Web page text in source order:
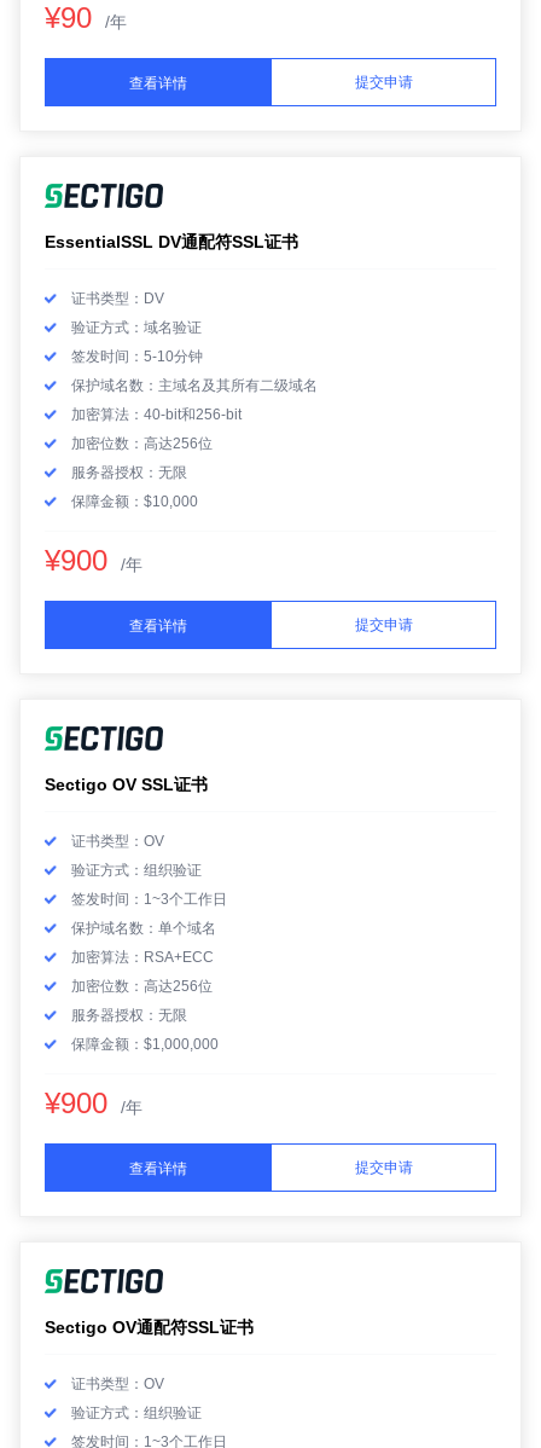
¥90 /年
查看详情 提交申请
EssentialSSL DV通配符SSL证书
证书类型：DV
验证方式：域名验证
签发时间：5-10分钟
保护域名数：主域名及其所有二级域名
加密算法：40-bit和256-bit
加密位数：高达256位
服务器授权：无限
保障金额：$10,000
¥900 /年
查看详情 提交申请
Sectigo OV SSL证书
证书类型：OV
验证方式：组织验证
签发时间：1~3个工作日
保护域名数：单个域名
加密算法：RSA+ECC
加密位数：高达256位
服务器授权：无限
保障金额：$1,000,000
¥900 /年
查看详情 提交申请
Sectigo OV通配符SSL证书
证书类型：OV
验证方式：组织验证
签发时间：1~3个工作日